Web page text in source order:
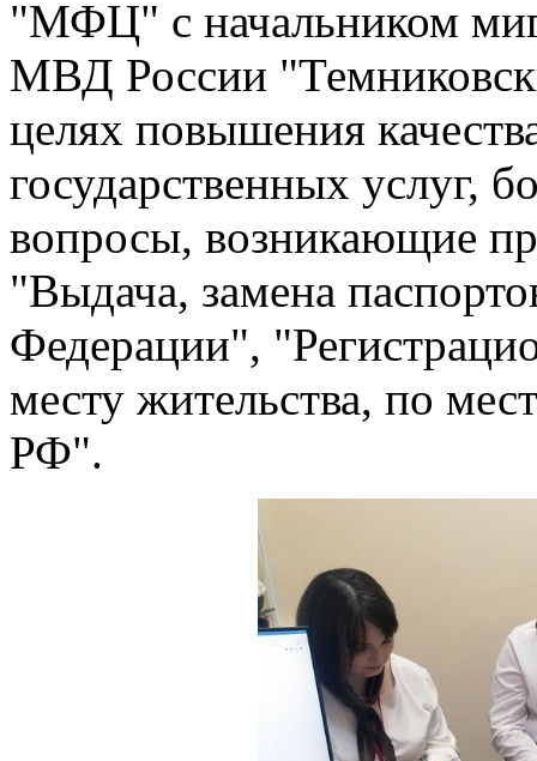
"МФЦ" с начальником
МВД России
целях повышения
государственных услуг,
вопросы, возникающие
"Выдача, замена
Федерации",
месту жительства, по
РФ".